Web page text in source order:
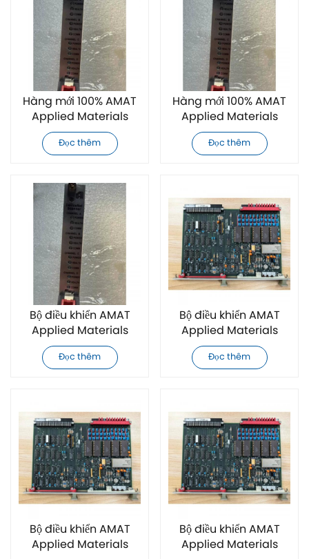
Hàng mới 100% AMAT
Applied Materials
0190-34510 Bộ điều
khiển
Đọc thêm
Hàng mới 100% AMAT
Applied Materials
0190-34511 Bộ điều
khiển
Đọc thêm
Bộ điều khiển AMAT
Applied Materials
0190-34512 mới hoàn
toàn
Đọc thêm
Bộ điều khiển AMAT
Applied Materials
0100-00396 mới hoàn
toàn
Đọc thêm
Bộ điều khiển AMAT
Applied Materials
Bộ điều khiển AMAT
Applied Materials